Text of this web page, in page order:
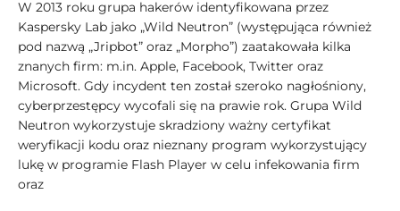
W 2013 roku grupa hakerów identyfikowana przez
Kaspersky Lab jako „Wild Neutron” (występująca również
pod nazwą „Jripbot” oraz „Morpho”) zaatakowała kilka
znanych firm: m.in. Apple, Facebook, Twitter oraz
Microsoft. Gdy incydent ten został szeroko nagłośniony,
cyberprzestępcy wycofali się na prawie rok. Grupa Wild
Neutron wykorzystuje skradziony ważny certyfikat
weryfikacji kodu oraz nieznany program wykorzystujący
lukę w programie Flash Player w celu infekowania firm
oraz